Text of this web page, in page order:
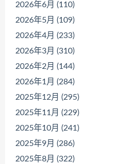
2026年6月 (110)
2026年5月 (109)
2026年4月 (233)
2026年3月 (310)
2026年2月 (144)
2026年1月 (284)
2025年12月 (295)
2025年11月 (229)
2025年10月 (241)
2025年9月 (286)
2025年8月 (322)